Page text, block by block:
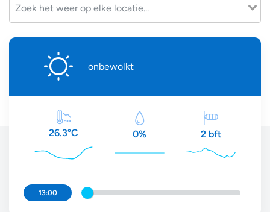
onbewolkt
26.3°C 0% 2 bft
13:00